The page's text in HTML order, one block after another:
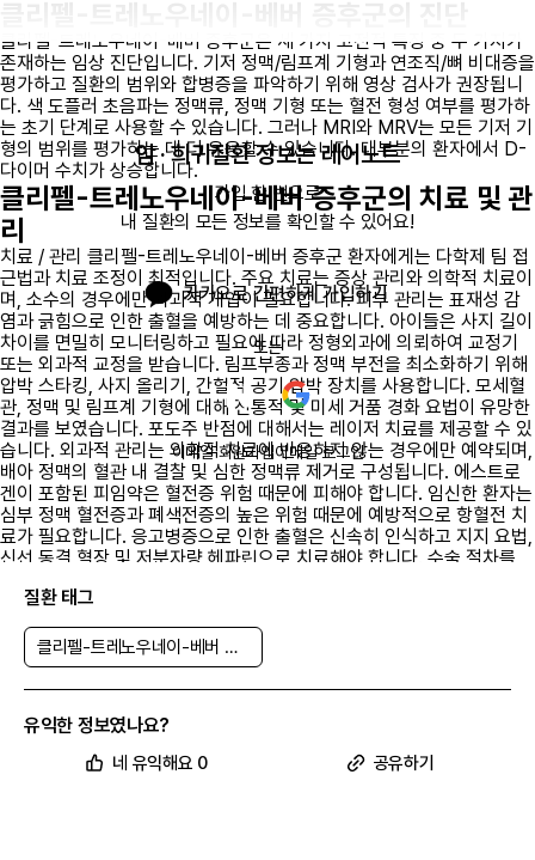
클리펠-트레노우네이-베버 증후군은 세 가지 고전적 특징 중 두 가지가
존재하는 임상 진단입니다. 기저 정맥/림프계 기형과 연조직/뼈 비대증을
평가하고 질환의 범위와 합병증을 파악하기 위해 영상 검사가 권장됩니
다. 색 도플러 초음파는 정맥류, 정맥 기형 또는 혈전 형성 여부를 평가하
는 초기 단계로 사용할 수 있습니다. 그러나 MRI와 MRV는 모든 기저 기
형의 범위를 평가하는 데 더 유용할 수 있습니다. 대부분의 환자에서 D-
다이머 수치가 상승합니다.
클리펠-트레노우네이-베버 증후군의 치료 및 관
리
치료 / 관리 클리펠-트레노우네이-베버 증후군 환자에게는 다학제 팀 접
근법과 치료 조정이 최적입니다. 주요 치료는 증상 관리와 의학적 치료이
며, 소수의 경우에만 외과적 개입이 필요합니다. 피부 관리는 표재성 감
염과 긁힘으로 인한 출혈을 예방하는 데 중요합니다. 아이들은 사지 길이
차이를 면밀히 모니터링하고 필요에 따라 정형외과에 의뢰하여 교정기
또는 외과적 교정을 받습니다. 림프부종과 정맥 부전을 최소화하기 위해
압박 스타킹, 사지 올리기, 간헐적 공기 압박 장치를 사용합니다. 모세혈
관, 정맥 및 림프계 기형에 대해 전통적 및 미세 거품 경화 요법이 유망한
결과를 보였습니다. 포도주 반점에 대해서는 레이저 치료를 제공할 수 있
습니다. 외과적 관리는 의학적 치료에 반응하지 않는 경우에만 예약되며,
배아 정맥의 혈관 내 결찰 및 심한 정맥류 제거로 구성됩니다. 에스트로
겐이 포함된 피임약은 혈전증 위험 때문에 피해야 합니다. 임신한 환자는
심부 정맥 혈전증과 폐색전증의 높은 위험 때문에 예방적으로 항혈전 치
료가 필요합니다. 응고병증으로 인한 출혈은 신속히 인식하고 지지 요법,
신선 동결 혈장 및 저분자량 헤파린으로 치료해야 합니다. 수술 절차를
린을 투여받아야 합니다. 라파마이신은 혈관 기형의 진행을 멈추고 클리
펠-트레노우네이-베버 증후군 환자의 삶의 질을 향상시킬 수 있는 비교
적 새로운 치료법입니다. 이 약물은 PI3K/AKT/mTOR 경로를 억제하여
작용합니다. 라파마이신-단백질 복합체는 mTOR1의 작용을 억제하여
세포 성장을 멈추게 하여 조직 과성장을 방지합니다. 이 약물을 복용하는
해야 합니다.
클리펠-트레노우네이-베버 증후군의 감별 진단
암 · 희귀질환 정보는 레어노트
가입 한 번으로
내 질환의 모든 정보를 확인할 수 있어요!
카카오로 간편하게 가입하기
또는
이메일 회원가입이메일 로그인
질환 태그
클리펠-트레노우네이-베버 증후군
유익한 정보였나요?
네 유익해요 0 공유하기